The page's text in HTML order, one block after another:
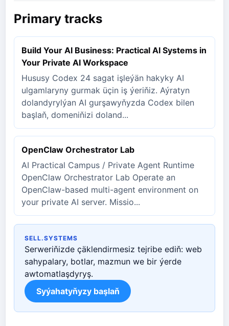
Primary tracks
Build Your AI Business: Practical AI Systems in
Your Private AI Workspace
Hususy Codex 24 ​​sagat işleýän hakyky AI
ulgamlaryny gurmak üçin iş ýeriňiz. Aýratyn
dolandyrylýan AI gurşawyňyzda Codex bilen
başlaň, domeniňizi doland...
OpenClaw Orchestrator Lab
AI Practical Campus / Private Agent Runtime
OpenClaw Orchestrator Lab Operate an
OpenClaw-based multi-agent environment on
your private AI server. Missio...
SELL.SYSTEMS
Serweriňizde çäklendirmesiz tejribe ediň: web
sahypalary, botlar, mazmun we bir ýerde
awtomatlaşdyryş.
Syýahatyňyzy başlaň